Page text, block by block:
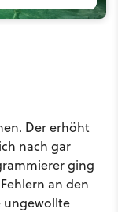
Der erhöht
nach gar
ging
an den
ungewollte